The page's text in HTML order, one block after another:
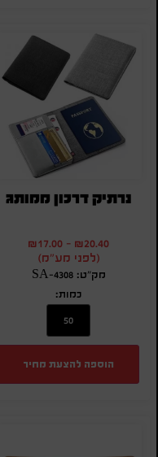
נרתיק דרכון ממותג
₪20.40
-
₪17.00
(לפני מע"מ)
מק"ט: SA-4308
כמות:
הוספה להצעת מחיר